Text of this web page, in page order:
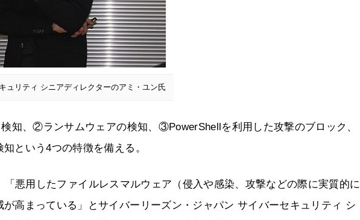
ュリティ シニアディレクターのアミ・ユン氏
知、②ランサムウェアの検知、③PowerShellを利用した攻撃のブロック、
という4つの特徴を備える。
悪用したファイルレスマルウェア（侵入や感染、攻撃などの際に実質的に
高まっている」とサイバーリーズン・ジャパン サイバーセキュリティ シ